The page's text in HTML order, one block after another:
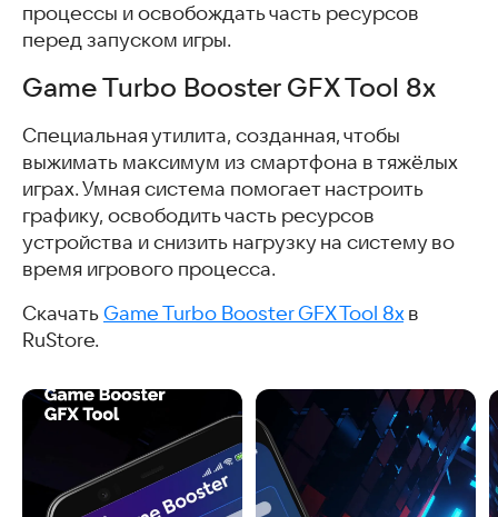
процессы и освобождать часть ресурсов
перед запуском игры.
Game Turbo Booster GFX Tool 8x
Специальная утилита, созданная, чтобы
выжимать максимум из смартфона в тяжёлых
играх. Умная система помогает настроить
графику, освободить часть ресурсов
устройства и снизить нагрузку на систему во
время игрового процесса.
Скачать Game Turbo Booster GFX Tool 8xв
RuStore.